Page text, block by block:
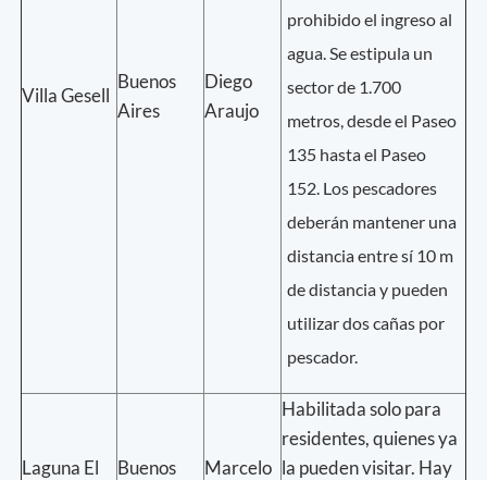
Villa Gesell
Buenos
Aires
Diego
Araujo
prohibido el ingreso al
agua. Se estipula un
sector de 1.700
metros, desde el Paseo
135 hasta el Paseo
152. Los pescadores
deberán mantener una
distancia entre sí 10 m
de distancia y pueden
utilizar dos cañas por
pescador.
Laguna El
Buenos
Marcelo
Habilitada solo para
residentes, quienes ya
la pueden visitar. Hay